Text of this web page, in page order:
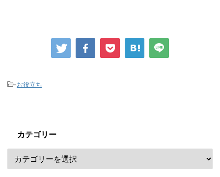
-お役立ち
カテゴリー